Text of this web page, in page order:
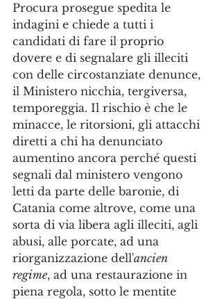
Procura prosegue spedita le
indagini e chiede a tutti i
candidati di fare il proprio
dovere e di segnalare gli illeciti
con delle circostanziate denunce,
il Ministero nicchia, tergiversa,
temporeggia. Il rischio è che le
minacce, le ritorsioni, gli attacchi
diretti a chi ha denunciato
aumentino ancora perché questi
segnali dal ministero vengono
letti da parte delle baronie, di
Catania come altrove, come una
sorta di via libera agli illeciti, agli
abusi, alle porcate, ad una
riorganizzazione dell'ancien
regime, ad una restaurazione in
piena regola, sotto le mentite